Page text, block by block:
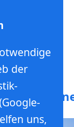
der
uns,